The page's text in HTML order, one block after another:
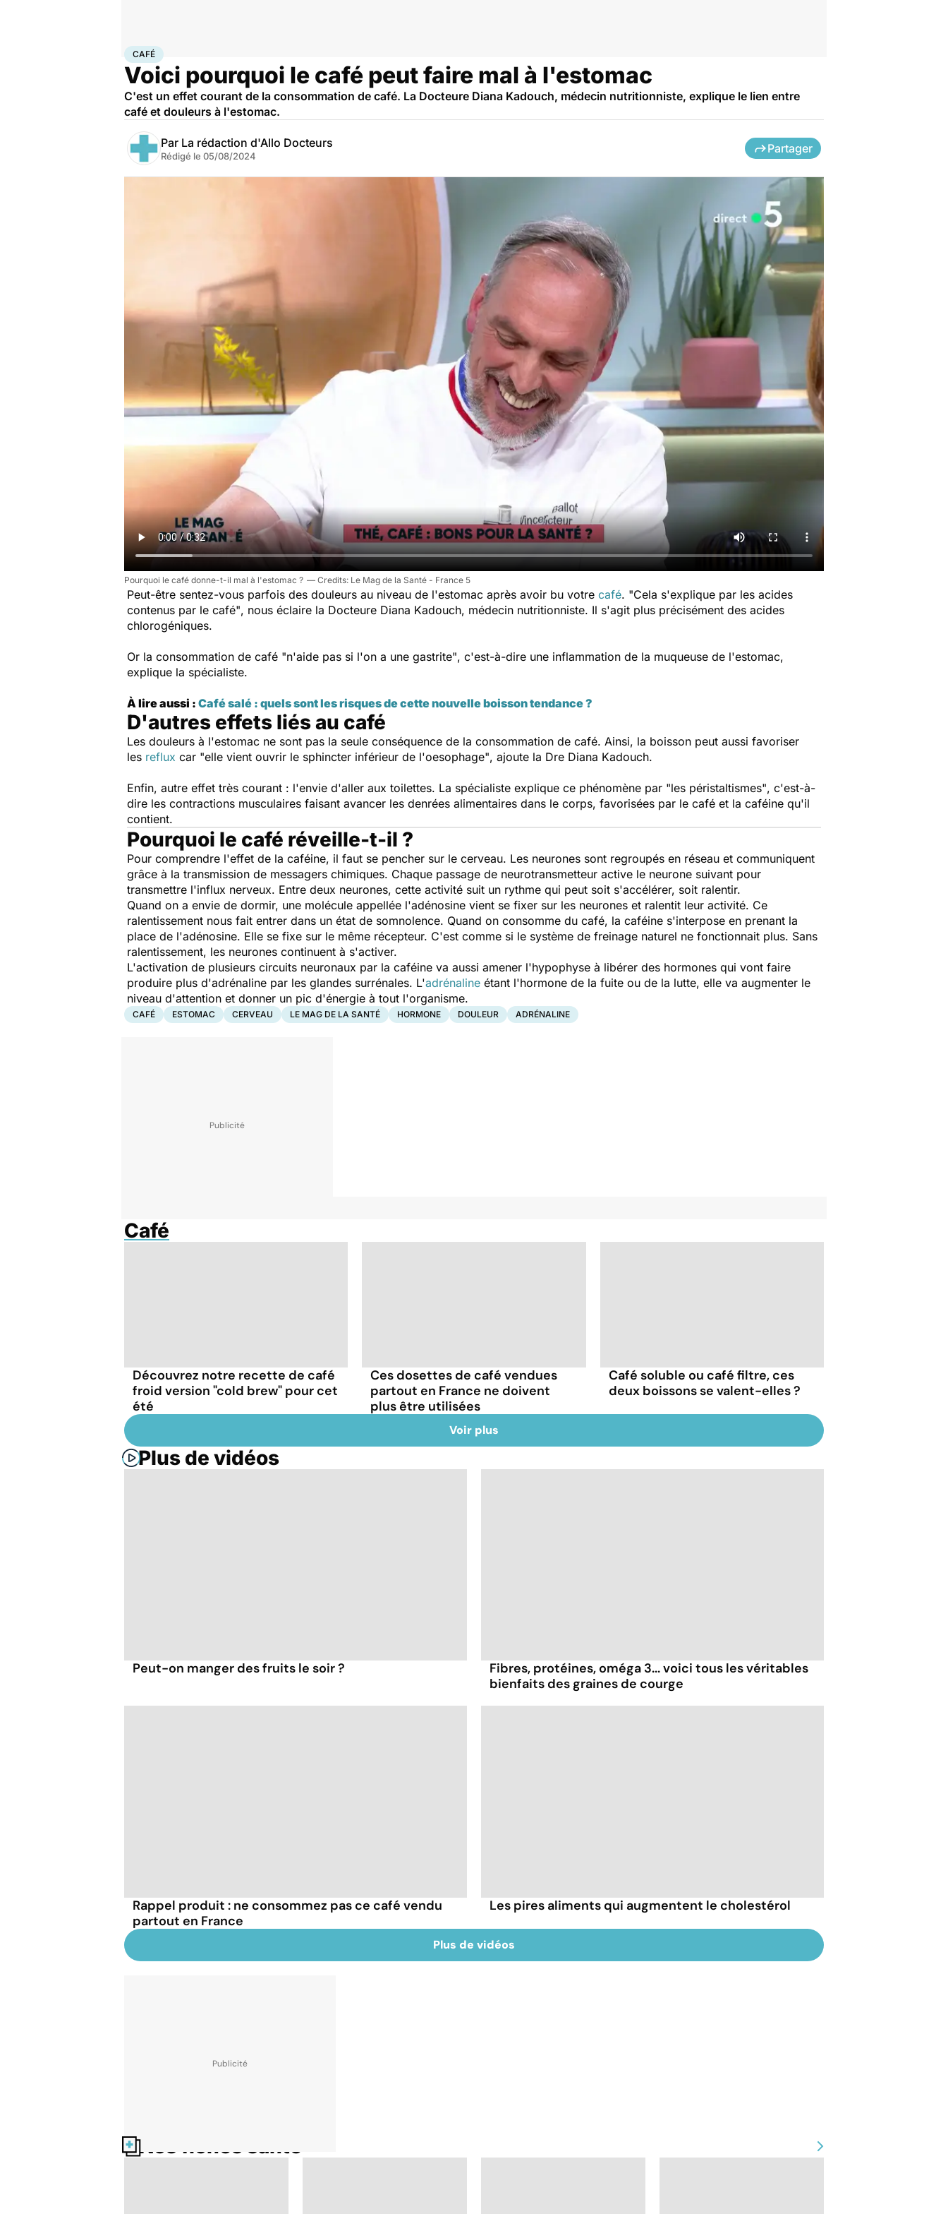
AccueilBien-être
CAFÉ
Voici pourquoi le café peut faire mal à l'estomac
C'est un effet courant de la consommation de café. La Docteure Diana Kadouch, médecin nutritionniste, explique le lien entre
café et douleurs à l'estomac.
Par La rédaction d'Allo Docteurs
Rédigé le 05/08/2024
Partager
Pourquoi le café donne-t-il mal à l'estomac ? Le Mag de la Santé - France 5
Peut-être sentez-vous parfois des douleurs au niveau de l'estomac après avoir bu votre café. "Cela s'explique par les acides
contenus par le café", nous éclaire la Docteure Diana Kadouch, médecin nutritionniste. Il s'agit plus précisément des acides
chlorogéniques.
Or la consommation de café "n'aide pas si l'on a une gastrite", c'est-à-dire une inflammation de la muqueuse de l'estomac,
explique la spécialiste.
À lire aussi : Café salé : quels sont les risques de cette nouvelle boisson tendance ?
D'autres effets liés au café
Les douleurs à l'estomac ne sont pas la seule conséquence de la consommation de café. Ainsi, la boisson peut aussi favoriser
les reflux car "elle vient ouvrir le sphincter inférieur de l'oesophage", ajoute la Dre Diana Kadouch.
Enfin, autre effet très courant : l'envie d'aller aux toilettes. La spécialiste explique ce phénomène par "les péristaltismes", c'est-à-
dire les contractions musculaires faisant avancer les denrées alimentaires dans le corps, favorisées par le café et la caféine qu'il
contient.
Pourquoi le café réveille-t-il ?
Pour comprendre l'effet de la caféine, il faut se pencher sur le cerveau. Les neurones sont regroupés en réseau et communiquent
grâce à la transmission de messagers chimiques. Chaque passage de neurotransmetteur active le neurone suivant pour
transmettre l'influx nerveux. Entre deux neurones, cette activité suit un rythme qui peut soit s'accélérer, soit ralentir.
Quand on a envie de dormir, une molécule appellée l'adénosine vient se fixer sur les neurones et ralentit leur activité. Ce
ralentissement nous fait entrer dans un état de somnolence. Quand on consomme du café, la caféine s'interpose en prenant la
place de l'adénosine. Elle se fixe sur le même récepteur. C'est comme si le système de freinage naturel ne fonctionnait plus. Sans
ralentissement, les neurones continuent à s'activer.
L'activation de plusieurs circuits neuronaux par la caféine va aussi amener l'hypophyse à libérer des hormones qui vont faire
produire plus d'adrénaline par les glandes surrénales. L'adrénaline étant l'hormone de la fuite ou de la lutte, elle va augmenter le
niveau d'attention et donner un pic d'énergie à tout l'organisme.
CAFÉ ESTOMAC CERVEAU LE MAG DE LA SANTÉ HORMONE DOULEUR ADRÉNALINE
Café
Découvrez notre recette de café
froid version "cold brew" pour cet
été
Ces dosettes de café vendues
partout en France ne doivent
plus être utilisées
Café soluble ou café filtre, ces
deux boissons se valent-elles ?
Voir plus
Plus de vidéos
Peut-on manger des fruits le soir ?
Fibres, protéines, oméga 3... voici tous les véritables
bienfaits des graines de courge
Rappel produit : ne consommez pas ce café vendu
partout en France
Les pires aliments qui augmentent le cholestérol
Plus de vidéos
Nos fiches santé